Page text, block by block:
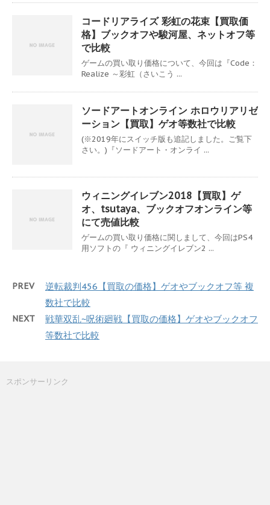
コードリアライズ 彩虹の花束【買取価
格】ブックオフや駿河屋、ネットオフ等
で比較
ゲームの買い取り価格について、今回は『Code：
Realize ～彩虹（さいこう ...
ソードアートオンライン ホロウリアリゼ
ーション【買取】ゲオ等数社で比較
(※2019年にスイッチ版も追記しました。ご覧下
さい。)『ソードアート・オンライ ...
ウィニングイレブン2018【買取】ゲ
オ、tsutaya、ブックオフオンライン等
にて売値比較
ゲームの買い取り価格に関しまして、今回はPS4
用ソフトの『 ウィニングイレブン2 ...
PREV
逆転裁判456【買取の価格】ゲオやブックオフ等 複
数社で比較
NEXT
戦華双乱~呪術廻戦【買取の価格】ゲオやブックオフ
等数社で比較
スポンサーリンク